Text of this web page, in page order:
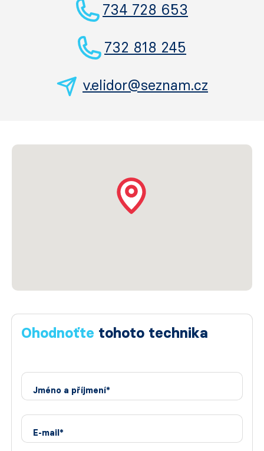
734 728 653
732 818 245
v.elidor@seznam.cz
Ohodnoťte tohoto technika
Jméno a příjmení*
E-mail*